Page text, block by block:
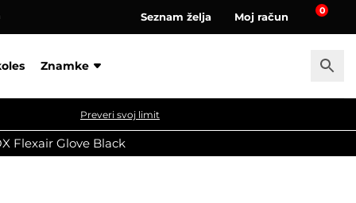
Seznam želja Moj račun 0
Znamke
Preveri svoj limit
Flexair Glove Black